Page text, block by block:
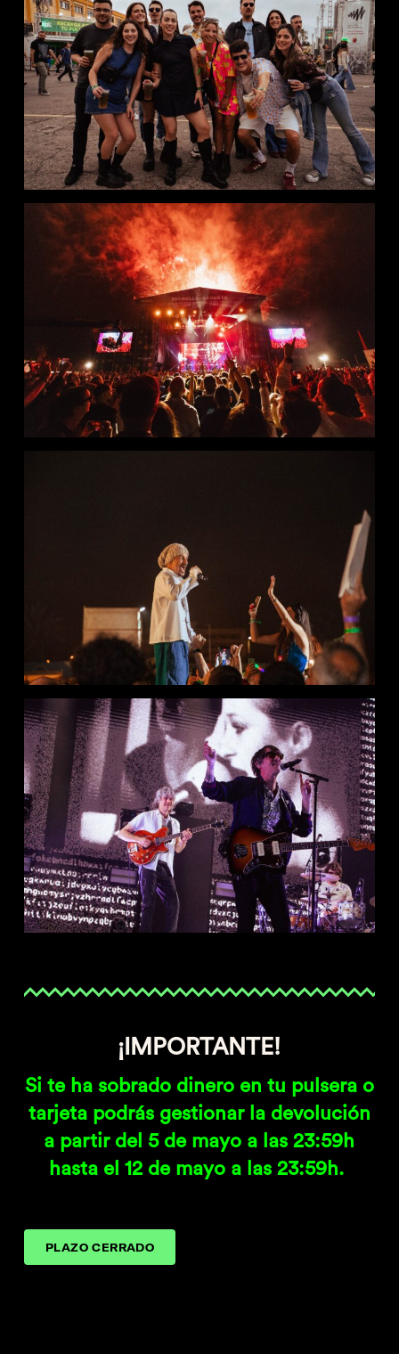
¡IMPORTANTE!
Si te ha sobrado dinero en tu pulsera o
tarjeta podrás gestionar la devolución
a partir del 5 de mayo a las 23:59h
hasta el 12 de mayo a las 23:59h.
PLAZO CERRADO